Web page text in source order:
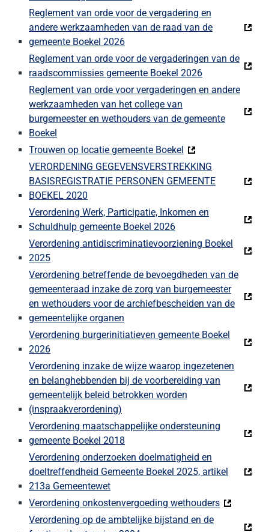
Reglement van orde voor de vergadering en
andere werkzaamheden van de raad van de
gemeente Boekel 2026
Reglement van orde voor de vergaderingen van de
raadscommissies gemeente Boekel 2026
Reglement van orde voor vergaderingen en andere
werkzaamheden van het college van
burgemeester en wethouders van de gemeente
Boekel
Trouwen op locatie gemeente Boekel
VERORDENING GEGEVENSVERSTREKKING
BASISREGISTRATIE PERSONEN GEMEENTE
BOEKEL 2020
Verordening Werk, Participatie, Inkomen en
Schuldhulp gemeente Boekel 2026
Verordening antidiscriminatievoorziening Boekel
2025
Verordening betreffende de bevoegdheden van de
gemeenteraad inzake de zorg van burgemeester
en wethouders voor de archiefbescheiden van de
gemeentelijke organen
Verordening burgerinitiatieven gemeente Boekel
2026
Verordening inzake de wijze waarop ingezetenen
en belanghebbenden bij de voorbereiding van
gemeentelijk beleid betrokken worden
(inspraakverordening)
Verordening maatschappelijke ondersteuning
gemeente Boekel 2018
Verordening onderzoeken doelmatigheid en
doeltreffendheid Gemeente Boekel 2025, artikel
213a Gemeentewet
Verordening onkostenvergoeding wethouders
Verordening op de ambtelijke bijstand en de